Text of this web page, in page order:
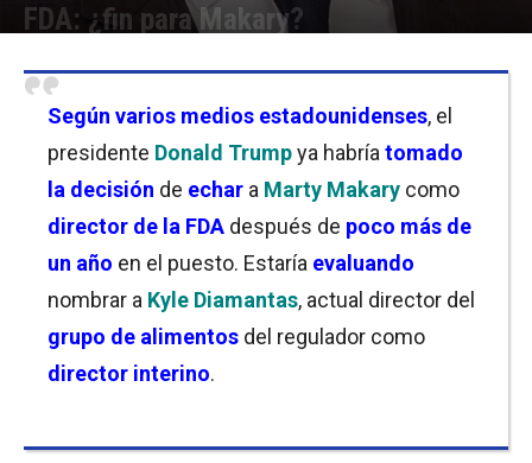
FDA: ¿fin para Makary?
Según varios medios estadounidenses, el
presidente Donald Trumpya habría tomado
la decisión de echar a Marty Makary como
director de la FDA después de poco más de
un año en el puesto. Estaría evaluando
nombrar a Kyle Diamantas, actual director del
grupo de alimentos del regulador como
director interino.